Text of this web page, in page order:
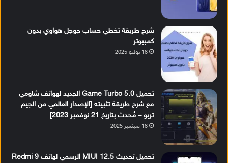
شرح طريقة تخطي حساب جوجل هواوي بدون
كمبيوتر
18 يوليو 2025
تحميل Game Turbo 5.0 الجديد لهواتف شاومي
مع شرح طريقة تثبيته [الإصدار العالمي من الجيم
تربو – مُحدث بتاريخ 21 نوفمبر 2023]
18 سبتمبر 2025
تحميل تحديث MIUI 12.5 الرسمي لهاتف Redmi 9